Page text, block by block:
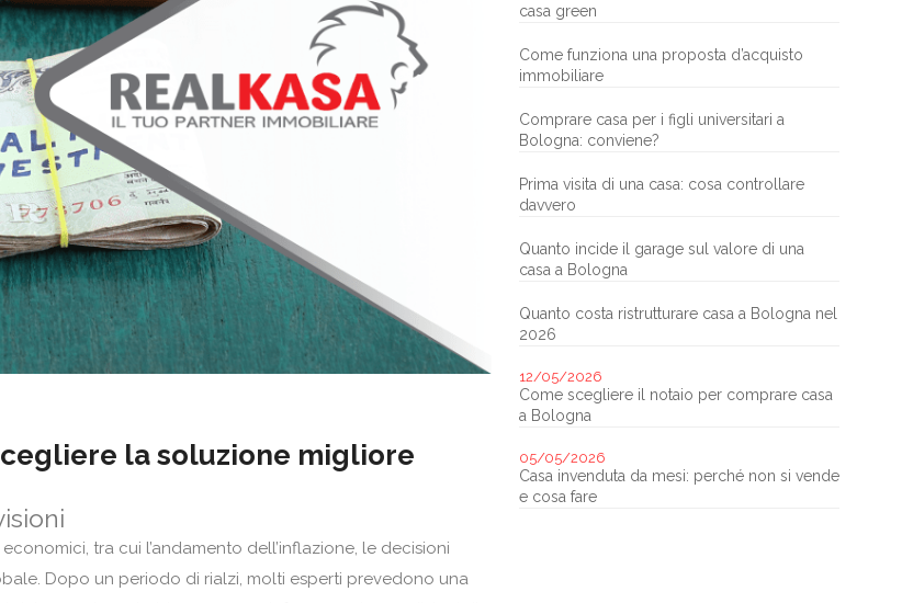
la soluzione migliore
tra cui l’andamento dell’inflazione, le decisioni
Dopo un periodo di rialzi, molti esperti prevedono una
casa green
Come funziona una proposta d’acquisto
immobiliare
Comprare casa per i figli universitari a
Bologna: conviene?
Prima visita di una casa: cosa controllare
davvero
Quanto incide il garage sul valore di una
casa a Bologna
Quanto costa ristrutturare casa a Bologna nel
2026
12/05/2026
Come scegliere il notaio per comprare casa
a Bologna
05/05/2026
Casa invenduta da mesi: perché non si vende
e cosa fare